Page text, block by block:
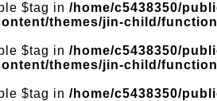
$tag in /home/c5438350/
themes/jin-child/
$tag in /home/c5438350/
themes/jin-child/
$tag in /home/c5438350/